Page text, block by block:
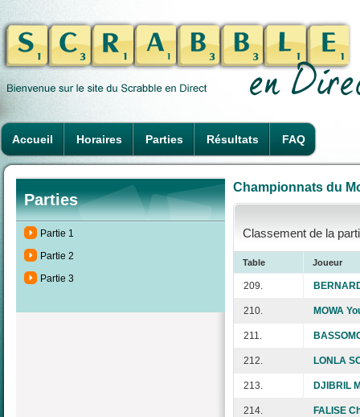
Accueil Horaires Parties Résultats FAQ
Parties
Partie 1
Partie 2
Partie 3
Championnats du
Classement de la
Table Joueur
209.
210. MOWA
211.
212. LONLA
213. DJIBRIL
214. FALISE